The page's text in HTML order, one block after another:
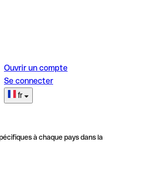
Ouvrir un compte
Se connecter
fr
à chaque pays dans la